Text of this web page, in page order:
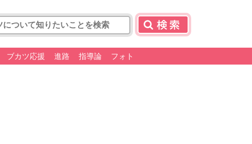
ブカツ応援 進路 指導論 フォト